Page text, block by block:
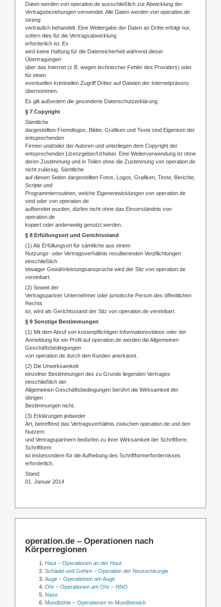
Daten werden von operation.de ausschließlich zur Abwicklung der
Vertragsbeziehungen verwendet. Alle Daten werden von operation.de
streng
vertraulich behandelt. Eine Weitergabe der Daten an Dritte erfolgt nur,
sofern dies für die Vertragsabwicklung
erforderlich ist. Es
wird keine Haftung für die Datensicherheit während dieser
Übertragungen
über das Internet (z.B. wegen technischer Fehler des Providers) oder
für einen
eventuellen kriminellen Zugriff Dritter auf Dateien der Internetpräsenz
übernommen.
Es gilt außerdem die gesonderte Datenschutzerklärung.
§ 7 Copyright
Sämtliche
dargestellten Fremdlogos, Bilder, Grafiken und Texte sind Eigentum der
entsprechenden
Firmen und/oder der Autoren und unterliegen dem Copyright der
entsprechenden Lizenzgeber/Urheber. Eine Weiterverwendung ist ohne
deren Zustimmung und in Teilen ohne die Zustimmung von operation.de
nicht zulässig. Sämtliche
auf diesen Seiten dargestellten Fotos, Logos, Grafiken, Texte, Berichte,
Scripte und
Programmierroutinen, welche Eigenentwicklungen von operation.de
sind oder von operation.de
aufbereitet wurden, dürfen nicht ohne das Einverständnis von
operation.de
kopiert oder anderweitig genutzt werden.
§ 8 Erfüllungsort und Gerichtsstand
(1) Als Erfüllungsort für sämtliche aus einem
Nutzungs- oder Vertragsverhältnis resultierenden Verpflichtungen
einschließlich
etwaiger Gewährleistungsansprüche wird der Sitz von operation.de
vereinbart.
(2) Soweit der
Vertragspartner Unternehmer oder juristische Person des öffentlichen
Rechts
ist, wird als Gerichtsstand der Sitz von operation.de vereinbart.
§ 9 Sonstige Bestimmungen
(1) Mit dem Abruf von kostenpflichtigen Informationsvideos oder der
Anmeldung für ein Profil auf operation.de werden die Allgemeinen
Geschäftsbedingungen
von operation.de durch den Kunden anerkannt.
(2) Die Unwirksamkeit
einzelner Bestimmungen des zu Grunde liegenden Vertrages
einschließlich der
Allgemeinen Geschäftsbedingungen berührt die Wirksamkeit der
übrigen
Bestimmungen nicht.
(3) Erklärungen jedweder
Art, betreffend das Vertragsverhältnis zwischen operation.de und den
Nutzern
und Vertragspartnern bedürfen zu ihrer Wirksamkeit der Schriftform.
Schriftform
ist insbesondere für die Aufhebung des Schriftformerfordernisses
erforderlich.
Stand:
01. Januar 2014
operation.de – Operationen nach
Körperregionen
Haut – Operationen an der Haut
Schädel und Gehirn – Operation der Neurochirurgie
Auge – Operationen am Auge
Ohr – Operationen am Ohr – HNO
Nase
Mundhöhle – Operationen im Mundbereich